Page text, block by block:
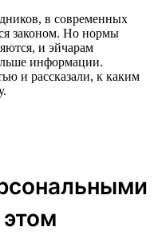
в современных
законом. Но нормы
и эйчарам
информации.
и рассказали, к каким